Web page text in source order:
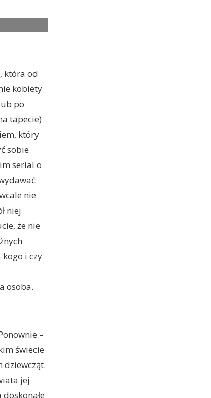
która od
kobiety
po
tapecie)
który
sobie
serial o
nie
niej
że nie
i czy
osoba.
–
świecie
dziewcząt.
jej